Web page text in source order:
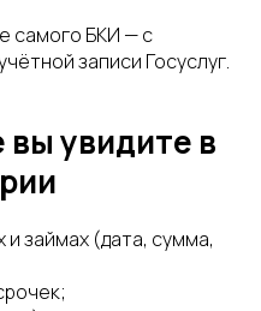
самого БКИ — с
записи Госуслуг.
увидите в
и займах (дата, сумма,